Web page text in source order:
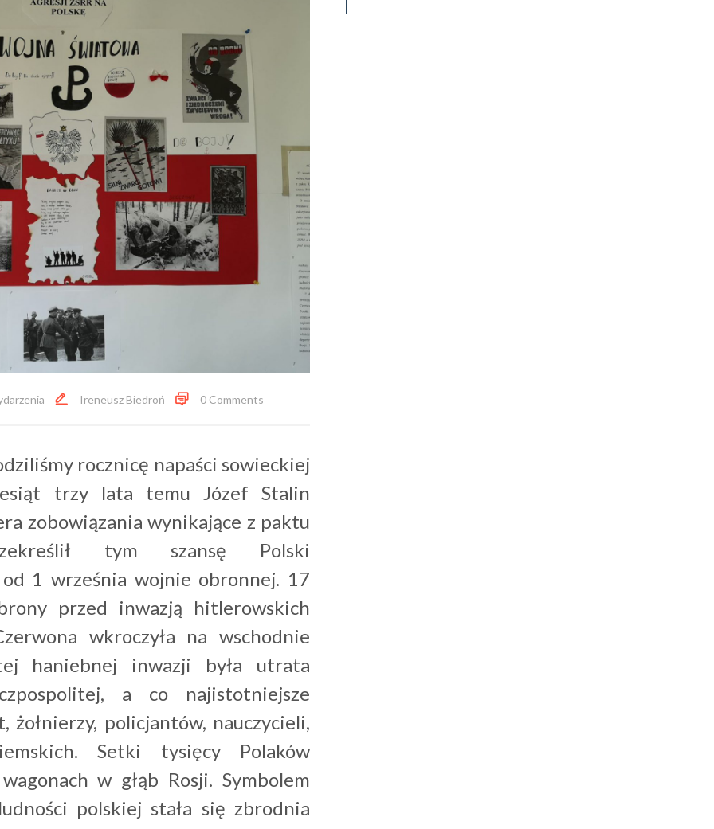
Ireneusz Biedroń 0 Comments
rocznicę napaści sowieckiej
trzy lata temu Józef Stalin
zobowiązania wynikające z paktu
tym szansę Polski
1 września wojnie obronnej. 17
przed inwazją hitlerowskich
wkroczyła na wschodnie
haniebnej inwazji była utrata
a co najistotniejsze
policjantów, nauczycieli,
Setki tysięcy Polaków
w głąb Rosji. Symbolem
polskiej stała się zbrodnia